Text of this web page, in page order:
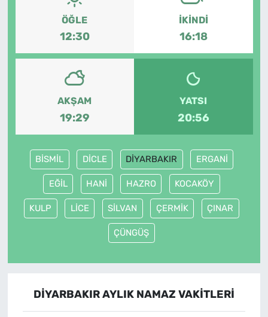
ÖĞLE
12:30
İKINDI
16:18
AKŞAM
19:29
YATSI
20:56
BİSMİL DİCLE DİYARBAKIR ERGANİ
EĞİL HANİ HAZRO KOCAKÖY
KULP LİCE SİLVAN ÇERMİK ÇINAR
ÇÜNGÜŞ
DİYARBAKIR AYLIK NAMAZ VAKITLERI